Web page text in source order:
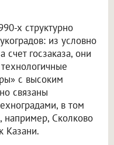
х структурно
из условно
госзаказа, они
с высоким
связаны
в том
например, Сколково
Казани.